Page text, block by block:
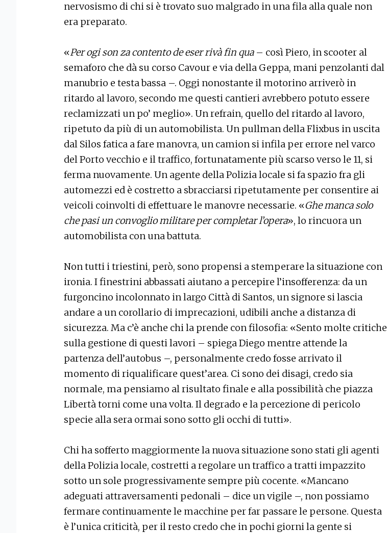
nervosismo di chi si è trovato suo malgrado in una fila alla quale non
era preparato.
«Per ogi son za contento de eser rivà fin qua– così Piero, in scooter al
semaforo che dà su corso Cavour e via della Geppa, mani penzolanti dal
manubrio e testa bassa –. Oggi nonostante il motorino arriverò in
ritardo al lavoro, secondo me questi cantieri avrebbero potuto essere
reclamizzati un po’ meglio». Un refrain, quello del ritardo al lavoro,
ripetuto da più di un automobilista. Un pullman della Flixbus in uscita
dal Silos fatica a fare manovra, un camion si infila per errore nel varco
del Porto vecchio e il traffico, fortunatamente più scarso verso le 11, si
ferma nuovamente. Un agente della Polizia locale si fa spazio fra gli
automezzi ed è costretto a sbracciarsi ripetutamente per consentire ai
veicoli coinvolti di effettuare le manovre necessarie. «Ghe manca solo
che pasi un convoglio militare per completar l’opera», lo rincuora un
automobilista con una battuta.
Non tutti i triestini, però, sono propensi a stemperare la situazione con
ironia. I finestrini abbassati aiutano a percepire l’insofferenza: da un
furgoncino incolonnato in largo Città di Santos, un signore si lascia
andare a un corollario di imprecazioni, udibili anche a distanza di
sicurezza. Ma c’è anche chi la prende con filosofia: «Sento molte critiche
sulla gestione di questi lavori – spiega Diego mentre attende la
partenza dell’autobus –, personalmente credo fosse arrivato il
momento di riqualificare quest’area. Ci sono dei disagi, credo sia
normale, ma pensiamo al risultato finale e alla possibilità che piazza
Libertà torni come una volta. Il degrado e la percezione di pericolo
specie alla sera ormai sono sotto gli occhi di tutti».
Chi ha sofferto maggiormente la nuova situazione sono stati gli agenti
della Polizia locale, costretti a regolare un traffico a tratti impazzito
sotto un sole progressivamente sempre più cocente. «Mancano
adeguati attraversamenti pedonali – dice un vigile –, non possiamo
fermare continuamente le macchine per far passare le persone. Questa
è l’unica criticità, per il resto credo che in pochi giorni la gente si